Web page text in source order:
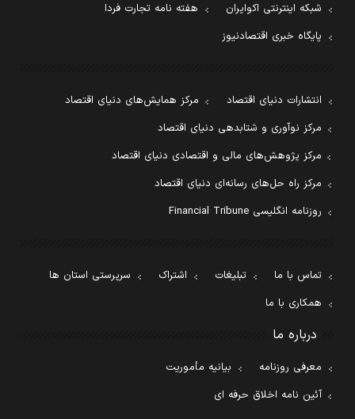
شبکه اینترنتی اکوایران
هفته نامه تجارت فردا
پایگاه خبری اقتصادنیوز
انتشارات دنیای اقتصاد
مرکز همایش‌های دنیای اقتصاد
مرکز نوآوری و شتابدهی دنیای اقتصاد
مرکز پژوهش‌های مالی و اقتصادی دنیای اقتصاد
مرکز راه حل‌های رسانه‌ای دنیای اقتصاد
روزنامه انگلیسی Financial Tribune
تماس با ما تبلیغات اشتراک
سرپرستی استان ها
همکاری با ما
درباره ما
معرفی روزنامه
بیانیه مأموریت
آئین نامه اخلاق حرفه ای